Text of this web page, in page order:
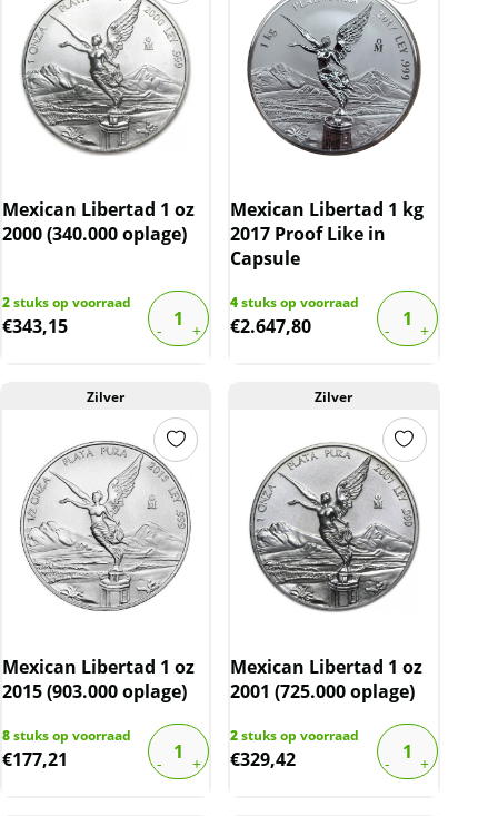
Mexican Libertad 1 oz
2000 (340.000 oplage)
2stuks op voorraad
€343,15
Mexican Libertad 1 kg
2017 Proof Like in
Capsule
4stuks op voorraad
€2.647,80
Zilver
Mexican Libertad 1 oz
2015 (903.000 oplage)
8stuks op voorraad
€177,21
Zilver
Mexican Libertad 1 oz
2001 (725.000 oplage)
2stuks op voorraad
€329,42